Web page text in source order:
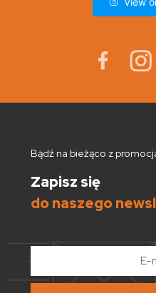
Bądź na bieżąco z
Zapisz się
do naszego
*